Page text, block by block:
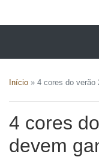
Início » 4 cores do verão
4 cores
devem